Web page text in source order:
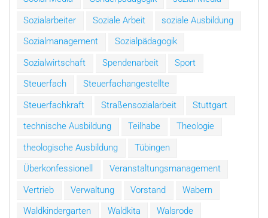
Sozialarbeiter
Soziale Arbeit
soziale Ausbildung
Sozialmanagement
Sozialpädagogik
Sozialwirtschaft
Spendenarbeit
Sport
Steuerfach
Steuerfachangestellte
Steuerfachkraft
Straßensozialarbeit
Stuttgart
technische Ausbildung
Teilhabe
Theologie
theologische Ausbildung
Tübingen
Überkonfessionell
Veranstaltungsmanagement
Vertrieb
Verwaltung Vorstand
Wabern
Waldkindergarten
Waldkita
Walsrode